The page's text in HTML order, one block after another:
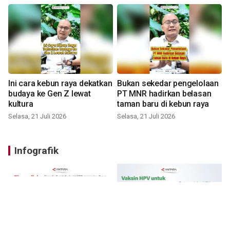
Ini cara kebun raya dekatkan
budaya ke Gen Z lewat
kultura
Selasa, 21 Juli 2026
Bukan sekedar pengelolaan
PT MNR hadirkan belasan
taman baru di kebun raya
Selasa, 21 Juli 2026
Infografik